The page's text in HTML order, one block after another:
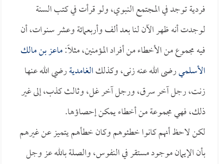
فردية توجد في المجتمع النبوي، ولو قرأت في كتب السنة
لوجدت أنه ظهر الآن لنا بعد ألف وأربعمائة وعشر سنوات، أن
فيه مجموع من الأخطاء من أفراد المؤمنين، مثلاً:ماعز بن مالك
الأسلميرضى الله عنه زنى، وكذلكالغامديةرضي الله عنها
زنت، رجل آخر سرق، ورجل آخر غل، وثالث كذب، إلى غير
ذلك، فهي مجموعة من أخطاء يمكن إحصاؤها.
لكن لاحظ أنهم كانوا خطئوهم وكان خطأهم يتميز عن غيرهم
بأن الإيمان موجود مستقر في النفوس، والصلة بالله عز وجل